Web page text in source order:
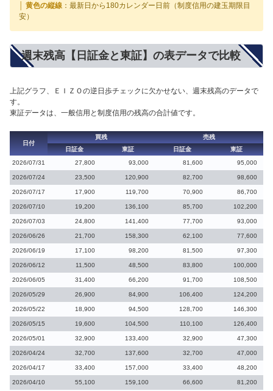
│ 黄色の縦線 ：最新日から180カレンダー日前（制度信用の建玉期限目
安）
週末残高【日証金と東証】の表データで比較
上記グラフ、ＥＩＺＯの逆日歩チェックに欠かせない、週末残高のデータで
す。
東証データは、一般信用と制度信用の残高の合計値です。
日付
買残
売残
日証金
東証 日証金
東証
2026/07/31
27,800 93,000 81,600 95,000
2026/07/24 23,500 120,900 82,700 98,600
2026/07/17 17,900 119,700 70,900 86,700
2026/07/10 19,200 136,100 85,700 102,200
2026/07/03 24,800 141,400 77,700 93,000
2026/06/26 21,700 158,300 62,100 77,600
2026/06/19 17,100 98,200 81,500 97,300
2026/06/12 11,500 48,500 83,800 100,000
2026/06/05 31,400 66,200 91,700 108,500
2026/05/29 26,900 84,900 106,400 124,200
2026/05/22 18,900 94,500 128,700 146,300
2026/05/15 19,600 104,500 110,100 126,400
2026/05/01 32,900 133,400 32,900 47,300
2026/04/24 32,700 137,600 32,700 47,000
2026/04/17 33,400 157,000 33,400 48,200
2026/04/10 55,100 159,100 66,600 81,200